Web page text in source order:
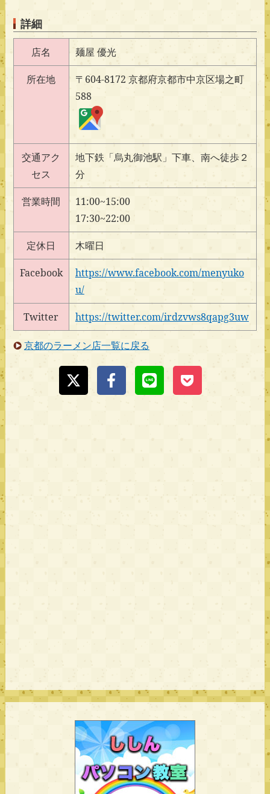
詳細
店名 麺屋 優光
所在地
〒604-8172 京都府京都市中京区場之町
588
交通アク
セス
地下鉄「烏丸御池駅」下車、南へ徒歩２
分
営業時間
11:00~15:00
17:30~22:00
定休日 木曜日
Facebook
https://www.facebook.com/menyuko
u/
Twitter https://twitter.com/irdzvws8qapg3uw
京都のラーメン店一覧に戻る